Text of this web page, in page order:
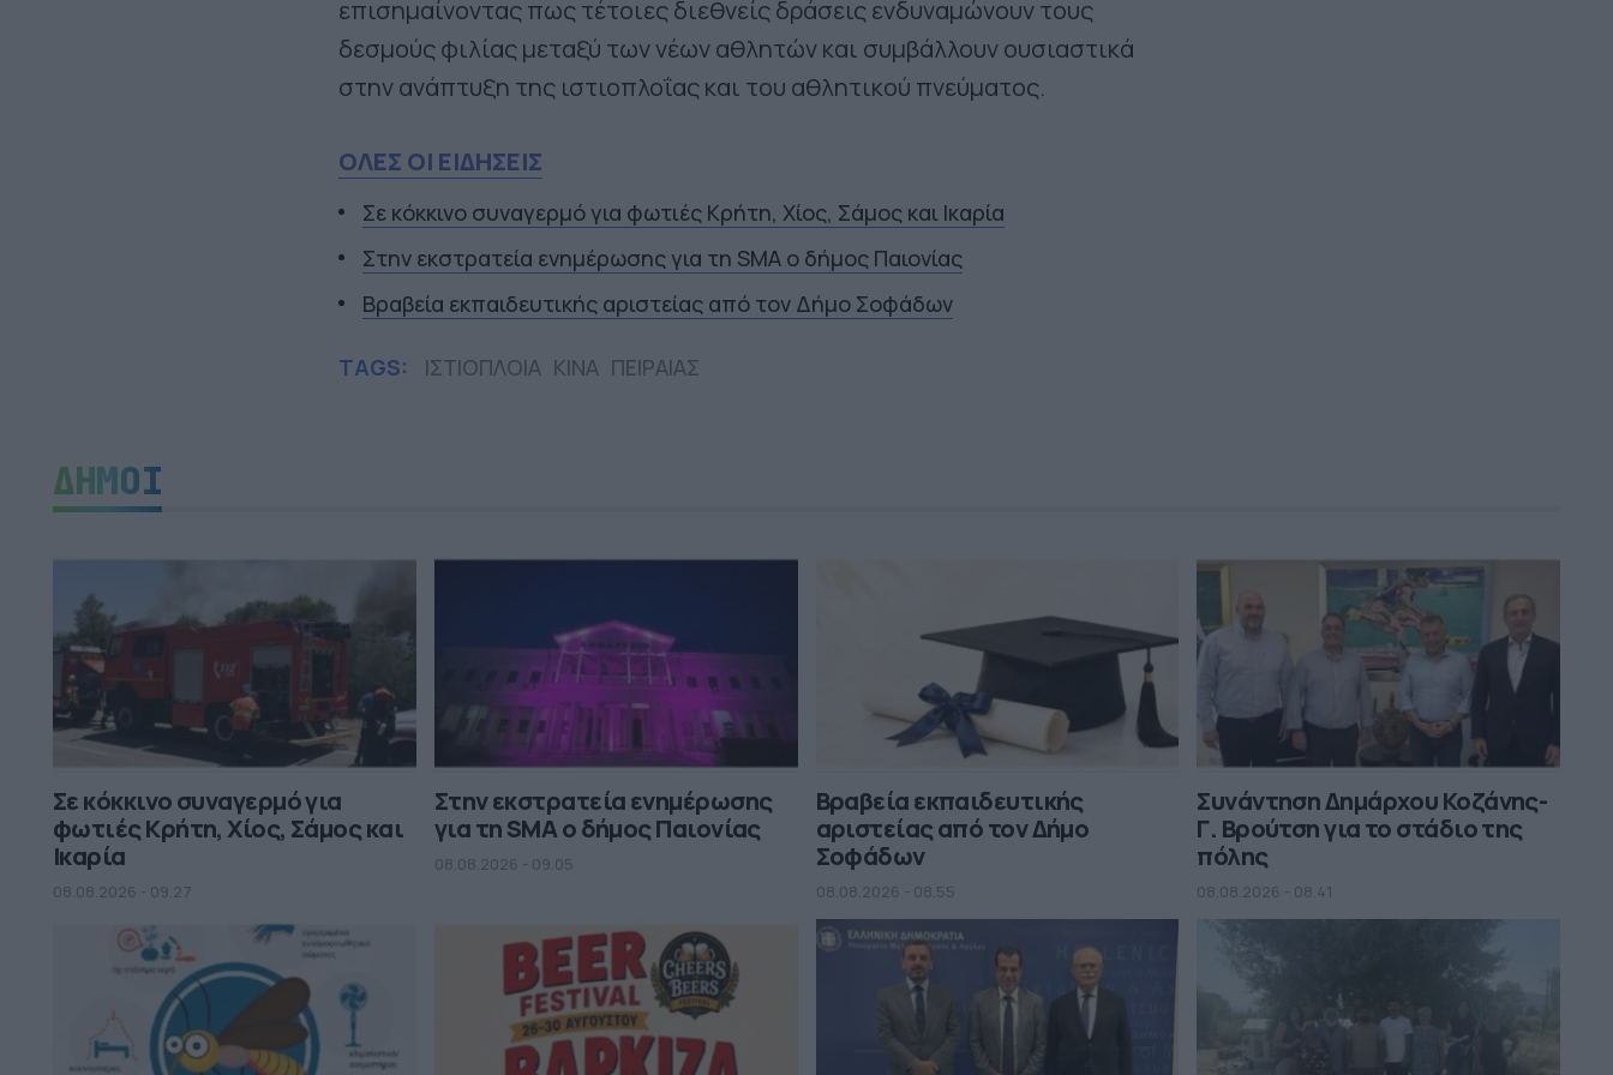
επισημαίνοντας πως τέτοιες διεθνείς δράσεις ενδυναμώνουν τους
δεσμούς φιλίας μεταξύ των νέων αθλητών και συμβάλλουν ουσιαστικά
στην ανάπτυξη της ιστιοπλοΐας και του αθλητικού πνεύματος.
ΟΛΕΣ ΟΙ ΕΙΔΗΣΕΙΣ
Σε κόκκινο συναγερμό για φωτιές Κρήτη, Χίος, Σάμος και Ικαρία
Στην εκστρατεία ενημέρωσης για τη SMA ο δήμος Παιονίας
Βραβεία εκπαιδευτικής αριστείας από τον Δήμο Σοφάδων
TAGS: ΙΣΤΙΟΠΛΟΙΑ ΚΙΝΑ ΠΕΙΡΑΙΑΣ
ΔΗΜΟΙ
Σε κόκκινο συναγερμό για
φωτιές Κρήτη, Χίος, Σάμος και
Ικαρία
08.08.2026 - 09.27
Στην εκστρατεία ενημέρωσης
για τη SMA ο δήμος Παιονίας
08.08.2026 - 09.05
Βραβεία εκπαιδευτικής
αριστείας από τον Δήμο
Σοφάδων
08.08.2026 - 08.55
Συνάντηση Δημάρχου Κοζάνης-
Γ. Βρούτση για το στάδιο της
πόλης
08.08.2026 - 08.41